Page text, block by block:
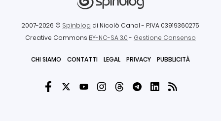
2007-2026 © Spinblog di Nicolò Canal - P.IVA 03919360275
Creative Commons BY-NC-SA 3.0- Gestione Consenso
CHI SIAMO CONTATTI LEGAL PRIVACY PUBBLICITÀ